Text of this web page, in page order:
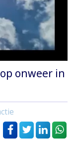
onweer in